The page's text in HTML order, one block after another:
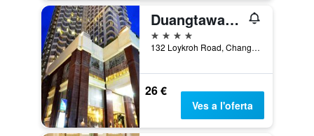
Duangtawan Hotel Chiang Mai
4 estrelles
132 Loykroh Road, Chang-Klan, Muang, Chiang Mai, Tailàndia
26 €
Ves a l'oferta